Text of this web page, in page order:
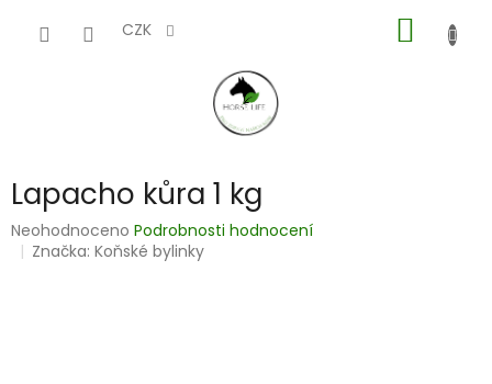
CZK
KOŠÍK
Lapacho kůra 1 kg
Průměrné
hodnocení
Neohodnoceno Podrobnosti hodnocení
Značka:Koňské bylinky